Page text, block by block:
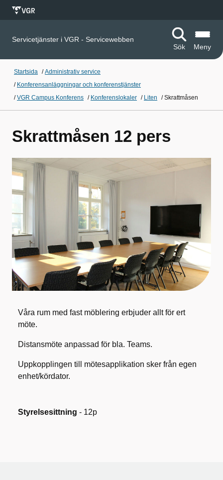
Servicetjänster i VGR - Servicewebben
Sök
Meny
Startsida /Administrativ service
/ Konferensanläggningar och konferenstjänster
/VGR Campus Konferens / Konferenslokaler / Liten /Skrattmåsen
Skrattmåsen 12 pers
Våra rum med fast möblering erbjuder allt för ert
möte.
Distansmöte anpassad för bla. Teams.
Uppkopplingen till mötesapplikation sker från egen
enhet/kördator.
Styrelsesittning - 12p